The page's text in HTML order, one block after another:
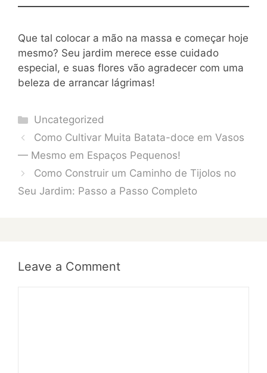
Que tal colocar a mão na massa e começar hoje
mesmo? Seu jardim merece esse cuidado
especial, e suas flores vão agradecer com uma
beleza de arrancar lágrimas!
Categories
Uncategorized
Como Cultivar Muita Batata-doce em Vasos
— Mesmo em Espaços Pequenos!
Como Construir um Caminho de Tijolos no
Seu Jardim: Passo a Passo Completo
Leave a Comment